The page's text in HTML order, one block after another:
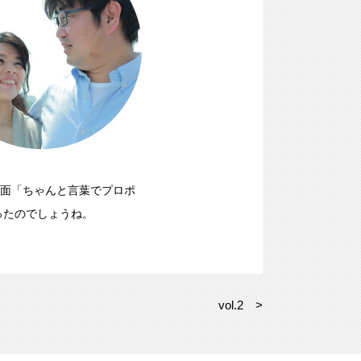
「ちゃんと言葉でプロポ
のでしょうね。
vol.2 >